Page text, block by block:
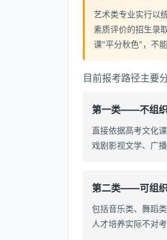
艺术类专业实行以
素质评价的招生录
课"平分秋色"，不
目前报考路径主要
第一类——不组
直接依据高考文化
戏剧影视文学、广
第二类——可组
包括音乐类、舞蹈
人才培养实际不对